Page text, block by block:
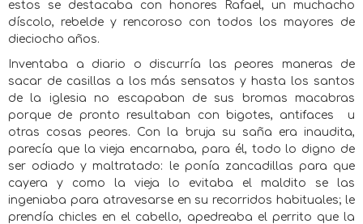
estos se destacaba con honores Rafael, un muchacho
díscolo, rebelde y rencoroso con todos los mayores de
dieciocho años.
Inventaba a diario o discurría las peores maneras de
sacar de casillas a los más sensatos y hasta los santos
de la iglesia no escapaban de sus bromas macabras
porque de pronto resultaban con bigotes, antifaces
u
otras cosas peores. Con la bruja su saña era inaudita,
parecía que la vieja encarnaba, para él, todo lo digno de
ser odiado y maltratado: le ponía zancadillas para que
cayera y como la vieja lo evitaba el maldito se las
ingeniaba para atravesarse en su recorridos habituales; le
prendía chicles en el cabello, apedreaba el perrito que la